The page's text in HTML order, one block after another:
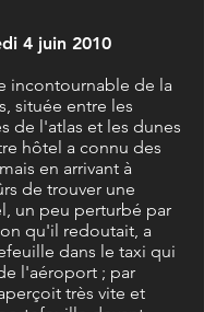
4 juin 2010
incontournable de la
située entre les
de l'atlas et les dunes
hôtel a connu des
en arrivant à
de trouver une
un peu perturbé par
qu'il redoutait, a
dans le taxi qui
l'aéroport ; par
très vite et